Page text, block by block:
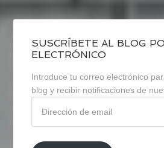
SUSCRÍBETE AL BLOG
ELECTRÓNICO
Introduce tu correo electrónico
blog y recibir notificaciones de
email